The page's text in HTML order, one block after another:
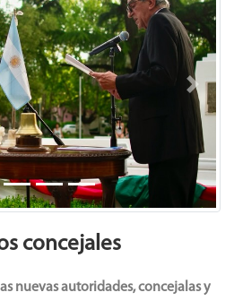
Next
concejales
nuevas autoridades, concejalas y